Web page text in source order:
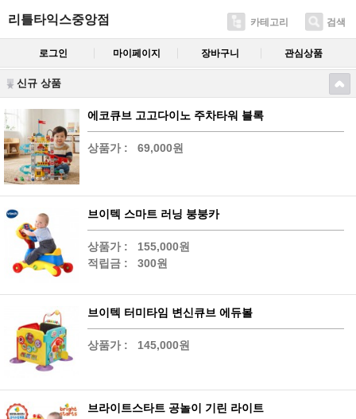
리틀타익스중앙점 카테고리 검색
로그인 마이페이지 장바구니 관심상품
신규 상품
에코큐브 고고다이노 주차타워 블록
상품가 : 69,000원
브이텍 스마트 러닝 붕붕카
상품가 :
155,000원
적립금 :
300원
브이텍 터미타임 변신큐브 에듀볼
상품가 : 145,000원
브라이트스타트 공놀이 기린 라이트